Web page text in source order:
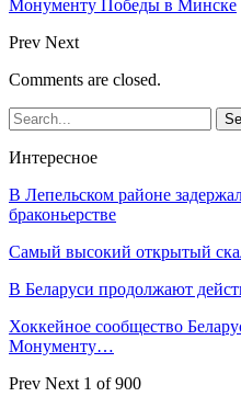
Монументу Победы в Минске
Prev Next
Comments are closed.
Интересное
В Лепельском районе
браконьерстве
Самый высокий открытый
В Беларуси продолжают
Хоккейное сообщество
Монументу…
Prev Next 1 of 900